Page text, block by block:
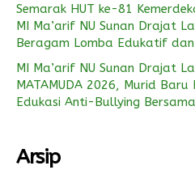
Semarak HUT ke-81
MI Ma’arif NU Sunan Drajat
Beragam Lomba Edukatif dan
MI Ma’arif NU Sunan Drajat
MATAMUDA 2026, Murid
Edukasi Anti-Bullying
Arsip